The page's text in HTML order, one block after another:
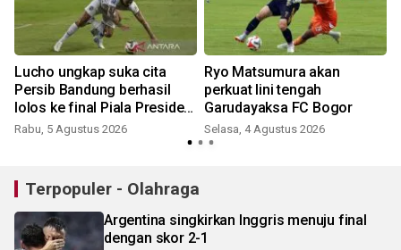
Lucho ungkap suka cita
Persib Bandung berhasil
lolos ke final Piala Presiden
2026
Rabu, 5 Agustus 2026
Ryo Matsumura akan
perkuat lini tengah
Garudayaksa FC Bogor
Selasa, 4 Agustus 2026
Terpopuler - Olahraga
Argentina singkirkan Inggris menuju final
dengan skor 2-1